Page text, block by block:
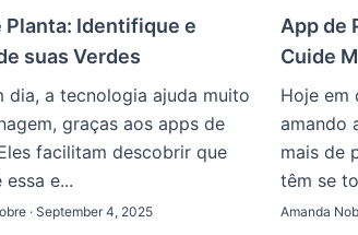
Planta: Identifique e
suas Verdes
dia, a tecnologia ajuda muito
graças aos apps de
facilitam descobrir que
e...
· September 4, 2025
App de
Cuide
Hoje em
amando
mais de
têm se
Amanda